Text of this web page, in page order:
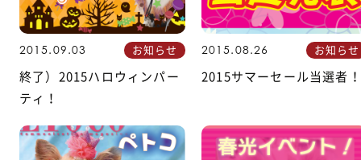
お知らせ
2015.09.03
終了）2015ハロウィンパー
ティ！
お知らせ
2015.08.26
2015サマーセール当選者！